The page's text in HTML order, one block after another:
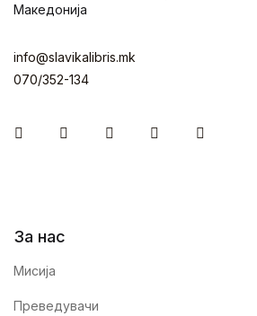
Македонија
info@slavikalibris.mk
070/352-134
FacebookInstagramYoutube Twitter
За нас
Мисија
Преведувачи